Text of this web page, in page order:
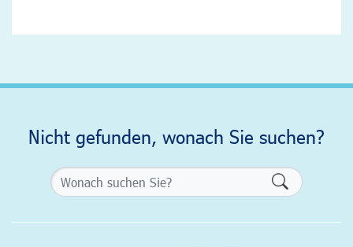
Nicht gefunden, wonach Sie suchen?